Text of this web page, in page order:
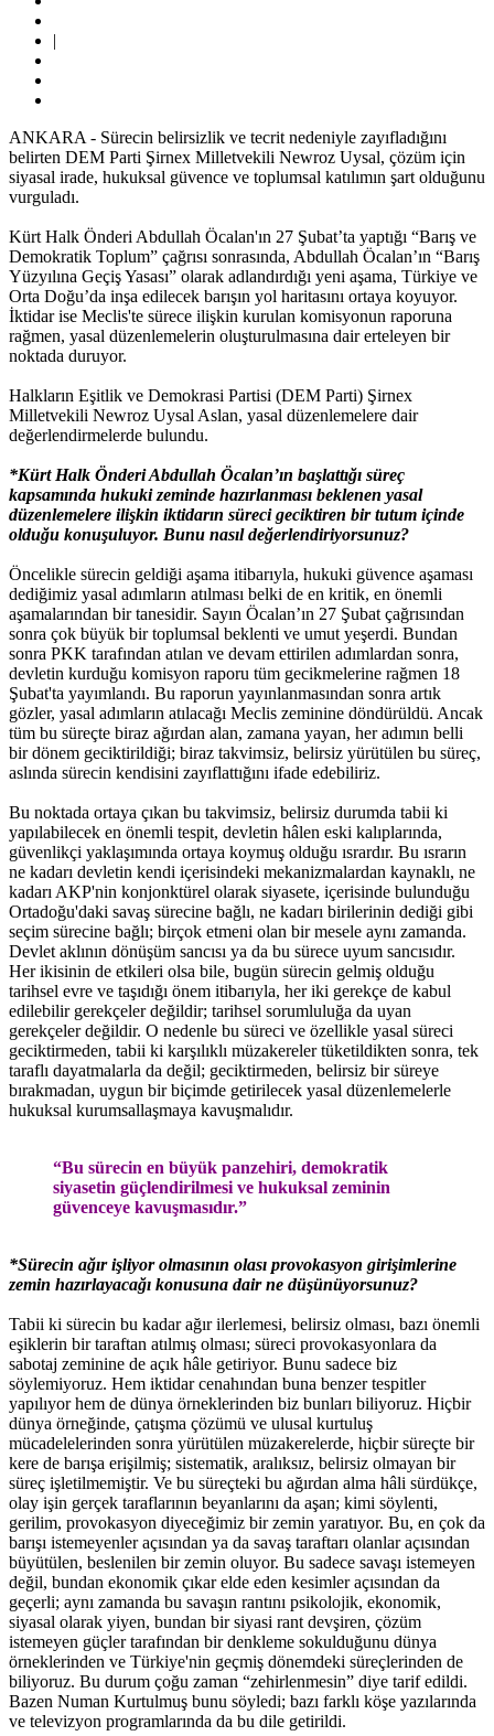
|
ANKARA - Sürecin belirsizlik ve tecrit nedeniyle zayıfladığını
belirten DEM Parti Şirnex Milletvekili Newroz Uysal, çözüm için
siyasal irade, hukuksal güvence ve toplumsal katılımın şart olduğunu
vurguladı.
Kürt Halk Önderi Abdullah Öcalan'ın 27 Şubat’ta yaptığı “Barış ve
Demokratik Toplum” çağrısı sonrasında, Abdullah Öcalan’ın “Barış
Yüzyılına Geçiş Yasası” olarak adlandırdığı yeni aşama, Türkiye ve
Orta Doğu’da inşa edilecek barışın yol haritasını ortaya koyuyor.
İktidar ise Meclis'te sürece ilişkin kurulan komisyonun raporuna
rağmen, yasal düzenlemelerin oluşturulmasına dair erteleyen bir
noktada duruyor.
Halkların Eşitlik ve Demokrasi Partisi (DEM Parti) Şirnex
Milletvekili Newroz Uysal Aslan, yasal düzenlemelere dair
değerlendirmelerde bulundu.
*Kürt Halk Önderi Abdullah Öcalan’ın başlattığı süreç
kapsamında hukuki zeminde hazırlanması beklenen yasal
düzenlemelere ilişkin iktidarın süreci geciktiren bir tutum içinde
olduğu konuşuluyor. Bunu nasıl değerlendiriyorsunuz?
Öncelikle sürecin geldiği aşama itibarıyla, hukuki güvence aşaması
dediğimiz yasal adımların atılması belki de en kritik, en önemli
aşamalarından bir tanesidir. Sayın Öcalan’ın 27 Şubat çağrısından
sonra çok büyük bir toplumsal beklenti ve umut yeşerdi. Bundan
sonra PKK tarafından atılan ve devam ettirilen adımlardan sonra,
devletin kurduğu komisyon raporu tüm gecikmelerine rağmen 18
Şubat'ta yayımlandı. Bu raporun yayınlanmasından sonra artık
gözler, yasal adımların atılacağı Meclis zeminine döndürüldü. Ancak
tüm bu süreçte biraz ağırdan alan, zamana yayan, her adımın belli
bir dönem geciktirildiği; biraz takvimsiz, belirsiz yürütülen bu süreç,
aslında sürecin kendisini zayıflattığını ifade edebiliriz.
Bu noktada ortaya çıkan bu takvimsiz, belirsiz durumda tabii ki
yapılabilecek en önemli tespit, devletin hâlen eski kalıplarında,
güvenlikçi yaklaşımında ortaya koymuş olduğu ısrardır. Bu ısrarın
ne kadarı devletin kendi içerisindeki mekanizmalardan kaynaklı, ne
kadarı AKP'nin konjonktürel olarak siyasete, içerisinde bulunduğu
Ortadoğu'daki savaş sürecine bağlı, ne kadarı birilerinin dediği gibi
seçim sürecine bağlı; birçok etmeni olan bir mesele aynı zamanda.
Devlet aklının dönüşüm sancısı ya da bu sürece uyum sancısıdır.
Her ikisinin de etkileri olsa bile, bugün sürecin gelmiş olduğu
tarihsel evre ve taşıdığı önem itibarıyla, her iki gerekçe de kabul
edilebilir gerekçeler değildir; tarihsel sorumluluğa da uyan
gerekçeler değildir. O nedenle bu süreci ve özellikle yasal süreci
geciktirmeden, tabii ki karşılıklı müzakereler tüketildikten sonra, tek
taraflı dayatmalarla da değil; geciktirmeden, belirsiz bir süreye
bırakmadan, uygun bir biçimde getirilecek yasal düzenlemelerle
hukuksal kurumsallaşmaya kavuşmalıdır.
“Bu sürecin en büyük panzehiri, demokratik
siyasetin güçlendirilmesi ve hukuksal zeminin
güvenceye kavuşmasıdır.”
*Sürecin ağır işliyor olmasının olası provokasyon girişimlerine
zemin hazırlayacağı konusuna dair ne düşünüyorsunuz?
Tabii ki sürecin bu kadar ağır ilerlemesi, belirsiz olması, bazı önemli
eşiklerin bir taraftan atılmış olması; süreci provokasyonlara da
sabotaj zeminine de açık hâle getiriyor. Bunu sadece biz
söylemiyoruz. Hem iktidar cenahından buna benzer tespitler
yapılıyor hem de dünya örneklerinden biz bunları biliyoruz. Hiçbir
dünya örneğinde, çatışma çözümü ve ulusal kurtuluş
mücadelelerinden sonra yürütülen müzakerelerde, hiçbir süreçte bir
kere de barışa erişilmiş; sistematik, aralıksız, belirsiz olmayan bir
süreç işletilmemiştir. Ve bu süreçteki bu ağırdan alma hâli sürdükçe,
olay işin gerçek taraflarının beyanlarını da aşan; kimi söylenti,
gerilim, provokasyon diyeceğimiz bir zemin yaratıyor. Bu, en çok da
barışı istemeyenler açısından ya da savaş taraftarı olanlar açısından
büyütülen, beslenilen bir zemin oluyor. Bu sadece savaşı istemeyen
değil, bundan ekonomik çıkar elde eden kesimler açısından da
geçerli; aynı zamanda bu savaşın rantını psikolojik, ekonomik,
siyasal olarak yiyen, bundan bir siyasi rant devşiren, çözüm
istemeyen güçler tarafından bir denkleme sokulduğunu dünya
örneklerinden ve Türkiye'nin geçmiş dönemdeki süreçlerinden de
biliyoruz. Bu durum çoğu zaman “zehirlenmesin” diye tarif edildi.
Bazen Numan Kurtulmuş bunu söyledi; bazı farklı köşe yazılarında
ve televizyon programlarında da bu dile getirildi.